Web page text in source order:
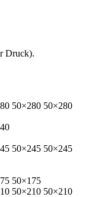
Druck).
50×280 50×280
50×245 50×245
50×175
50×210 50×210